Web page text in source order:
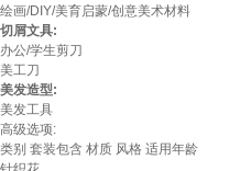
绘画/DIY/美育启蒙/创意美术材料
切屑文具:
办公/学生剪刀
美工刀
美发造型:
美发工具
高级选项:
类别 套装包含 材质 风格 适用年龄